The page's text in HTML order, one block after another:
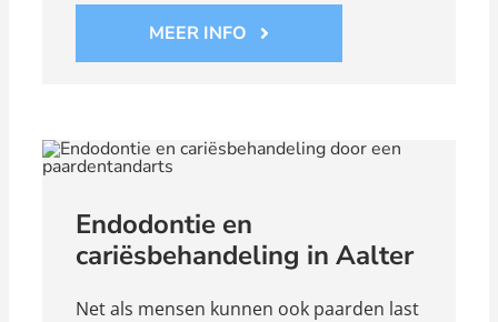
MEER INFO
Endodontie en
cariësbehandeling in Aalter
Net als mensen kunnen ook paarden last